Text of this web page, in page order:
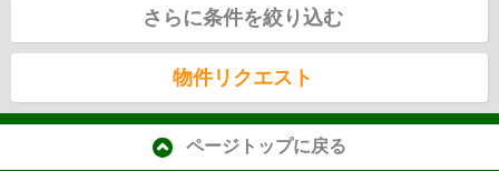
さらに条件を絞り込む
物件リクエスト
ページトップに戻る